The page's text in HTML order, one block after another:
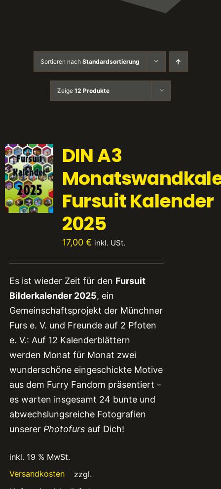
Sortieren nach Standardsortierung
Zeige 12 Produkte
DIN A3
Fursuit Kalender
2025
17,00 € inkl. USt.
Es ist wieder Zeit für den Fursuit
Bilderkalender 2025, ein
Gemeinschaftsprojekt der Münchner
Furs e. V. und Freunde auf 2 Pfoten
e. V.: Auf 12 Kalenderblättern
werden Monat für Monat zwei
wunderschöne eingeschickte Motive
aus dem Furry Fandom präsentiert –
es warten insgesamt 24 bunte und
abwechslungsreiche Fotografien
unserer Photofursauf Dich!
inkl. 19 % MwSt.
zzgl.
Versandkosten